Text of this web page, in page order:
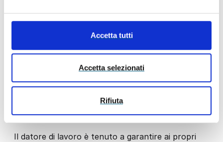
Accetta tutti
Accetta selezionati
Rifiuta
Inquadramento
normativo
Il datore di lavoro è tenuto a garantire ai propri